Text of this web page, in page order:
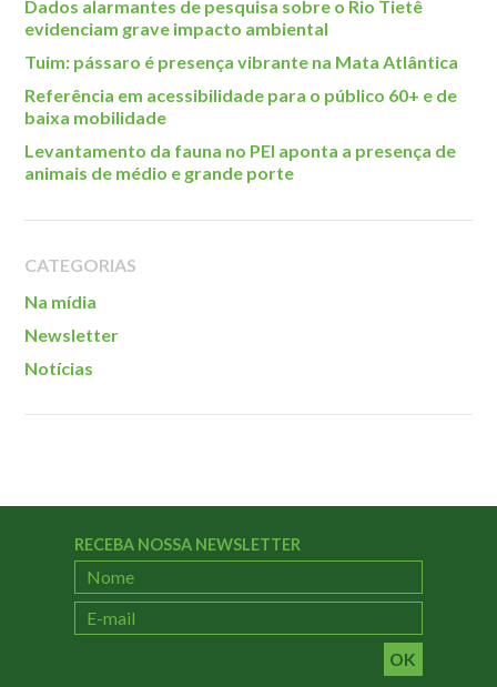
Contato
Contato
Como chegar
Assessoria de Imprensa
Dados alarmantes de pesquisa sobre o Rio Tietê
evidenciam grave impacto ambiental
Tuim: pássaro é presença vibrante na Mata Atlântica
Referência em acessibilidade para o público 60+ e de
baixa mobilidade
Levantamento da fauna no PEI aponta a presença de
animais de médio e grande porte
CATEGORIAS
Na mídia
Newsletter
Notícias
RECEBA NOSSA NEWSLETTER
OK